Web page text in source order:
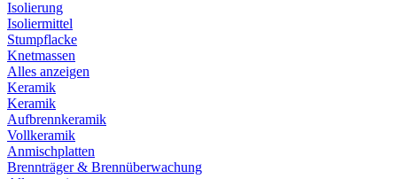
Isolierung
Isoliermittel
Stumpflacke
Knetmassen
Alles anzeigen
Keramik
Keramik
Aufbrennkeramik
Vollkeramik
Anmischplatten
Brennträger & Brennüberwachung